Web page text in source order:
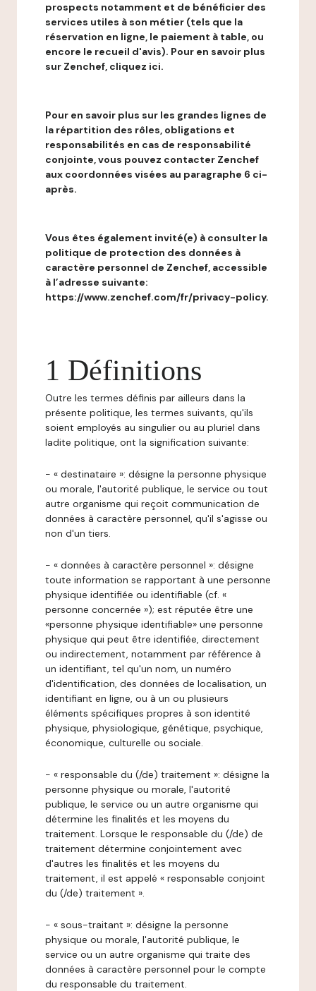
prospects notamment et de bénéficier des
services utiles à son métier (tels que la
réservation en ligne, le paiement à table, ou
encore le recueil d'avis). Pour en savoir plus
sur Zenchef, cliquez ici.
Pour en savoir plus sur les grandes lignes de
la répartition des rôles, obligations et
responsabilités en cas de responsabilité
conjointe, vous pouvez contacter Zenchef
aux coordonnées visées au paragraphe 6 ci-
après.
Vous êtes également invité(e) à consulter la
politique de protection des données à
caractère personnel de Zenchef, accessible
à l’adresse suivante:
https://www.zenchef.com/fr/privacy-policy.
1 Définitions
Outre les termes définis par ailleurs dans la
présente politique, les termes suivants, qu'ils
soient employés au singulier ou au pluriel dans
ladite politique, ont la signification suivante:
- « destinataire »: désigne la personne physique
ou morale, l'autorité publique, le service ou tout
autre organisme qui reçoit communication de
données à caractère personnel, qu'il s'agisse ou
non d'un tiers.
- « données à caractère personnel »: désigne
toute information se rapportant à une personne
physique identifiée ou identifiable (cf. «
personne concernée »); est réputée être une
«personne physique identifiable» une personne
physique qui peut être identifiée, directement
ou indirectement, notamment par référence à
un identifiant, tel qu'un nom, un numéro
d'identification, des données de localisation, un
identifiant en ligne, ou à un ou plusieurs
éléments spécifiques propres à son identité
physique, physiologique, génétique, psychique,
économique, culturelle ou sociale.
- « responsable du (/de) traitement »: désigne la
personne physique ou morale, l'autorité
publique, le service ou un autre organisme qui
détermine les finalités et les moyens du
traitement. Lorsque le responsable du (/de) de
traitement détermine conjointement avec
d'autres les finalités et les moyens du
traitement, il est appelé « responsable conjoint
du (/de) traitement ».
- « sous-traitant »: désigne la personne
physique ou morale, l'autorité publique, le
service ou un autre organisme qui traite des
données à caractère personnel pour le compte
du responsable du traitement.